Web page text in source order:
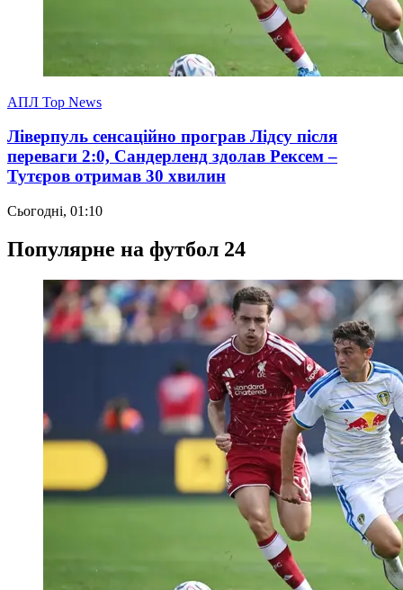
АПЛ Top News
Ліверпуль сенсаційно програв Лідсу після
переваги 2:0, Сандерленд здолав Рексем –
Тутєров отримав 30 хвилин
Сьогодні, 01:10
Популярне на футбол 24